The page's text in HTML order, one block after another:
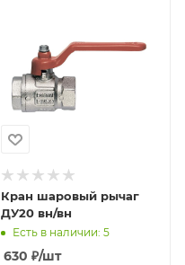
Кран шаровый рычаг
ДУ20 вн/вн
Есть в наличии: 5
630 ₽/шт